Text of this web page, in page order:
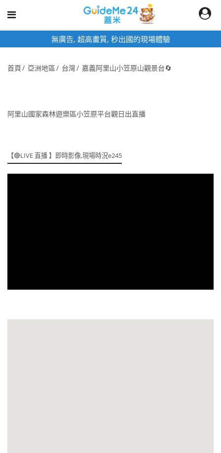
無廣告, 超高畫質, 秒出國的現場體驗
首頁 亞洲地區 台灣 嘉義阿里山小笠原山觀景台🔄
阿里山國家森林遊樂區小笠原平台觀日出直播
【🔴LIVE 直播 】即時影像,現場時況e245